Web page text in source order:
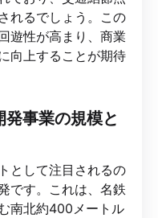
れるでしょう。この
遊性が高まり、商業
向上することが期待
事業の規模と
として注目されるの
です。これは、名鉄
南北約400メートル